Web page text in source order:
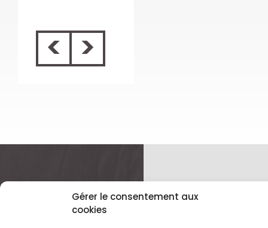
Gérer le consentement aux
cookies
< >